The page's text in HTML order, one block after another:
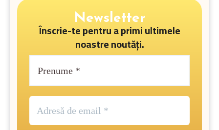
Newsletter
Înscrie-te pentru a primi ultimele
noastre noutăți.